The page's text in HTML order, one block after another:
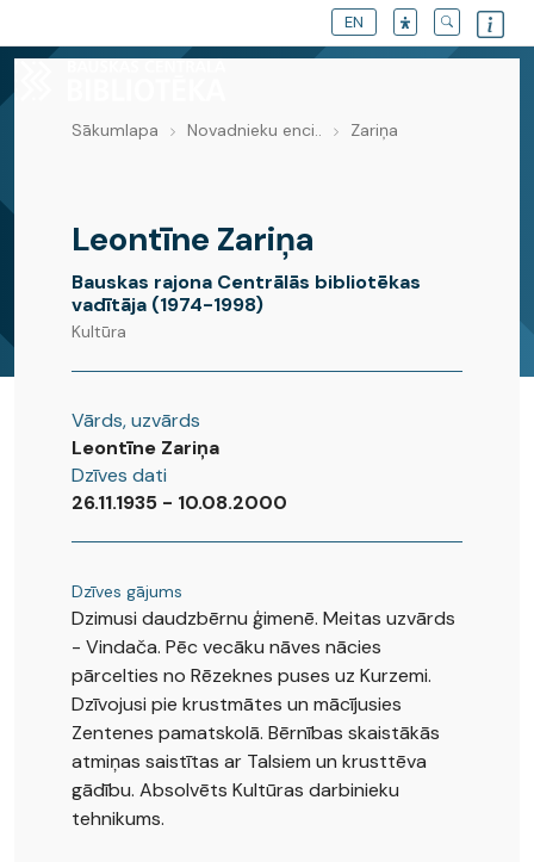
EN
Novadnieku enciklopēdija
Sākumlapa Novadnieku enci.. Zariņa
Leontīne Zariņa
Bauskas rajona Centrālās bibliotēkas
vadītāja (1974-1998)
Kultūra
Vārds, uzvārds
Leontīne Zariņa
Dzīves dati
26.11.1935 - 10.08.2000
Dzīves gājums
Dzimusi daudzbērnu ģimenē. Meitas uzvārds
- Vindača. Pēc vecāku nāves nācies
pārcelties no Rēzeknes puses uz Kurzemi.
Dzīvojusi pie krustmātes un mācījusies
Zentenes pamatskolā. Bērnības skaistākās
atmiņas saistītas ar Talsiem un krusttēva
gādību. Absolvēts Kultūras darbinieku
tehnikums.